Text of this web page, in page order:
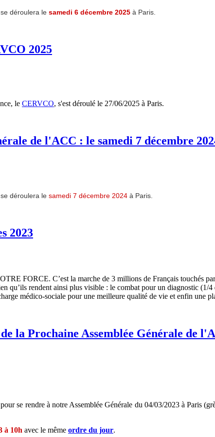
déroulera le samedi 6 décembre 2025 à Paris.
2025
le CERVCO, s'est déroulé le 27/06/2025 à Paris.
de l'ACC : le samedi 7 décembre
déroulera le samedi 7 décembre 2024 à Paris.
2023
FORCE. C’est la marche de 3 millions de Français touchés
qu’ils rendent ainsi plus visible : le combat pour un diagnostic (1/
médico-sociale pour une meilleure qualité de vie et enfin une
la Prochaine Assemblée Générale de
se rendre à notre Assemblée Générale du 04/03/2023 à Paris
à 10h avec le même ordre du jour.